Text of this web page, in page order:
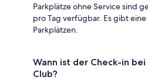
Parkplätze ohne Service sind
pro Tag verfügbar. Es gibt
Parkplätzen.
Wann ist der Check-in
Club?